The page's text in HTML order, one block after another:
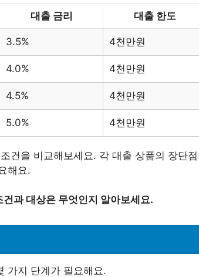
대출 금리 대출 한도
3.5% 4천만원
4.0% 4천만원
4.5% 4천만원
5.0% 4천만원
건을 비교해보세요. 각 대출 상품의 장단
해요.
과 대상은 무엇인지 알아보세요.
가지 단계가 필요해요.